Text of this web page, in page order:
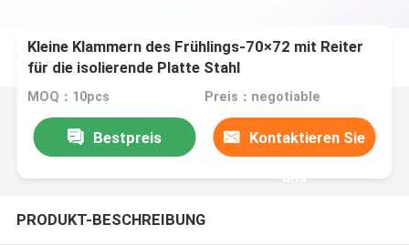
Kleine Klammern des Frühlings-70×72 mit Reiter
für die isolierende Platte Stahl
MOQ：10pcs Preis：negotiable
Bestpreis Kontaktieren Sie
uns
PRODUKT-BESCHREIBUNG